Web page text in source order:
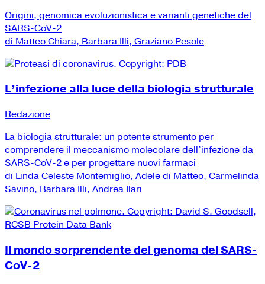
Origini, genomica evoluzionistica e varianti genetiche del
SARS-CoV-2
di Matteo Chiara, Barbara Illi, Graziano Pesole
L’infezione alla luce della biologia strutturale
Redazione
La biologia strutturale: un potente strumento per
comprendere il meccanismo molecolare dell’infezione da
SARS-CoV-2 e per progettare nuovi farmaci
di Linda Celeste Montemiglio, Adele di Matteo, Carmelinda
Savino, Barbara Illi, Andrea Ilari
Il mondo sorprendente del genoma del SARS-
CoV-2